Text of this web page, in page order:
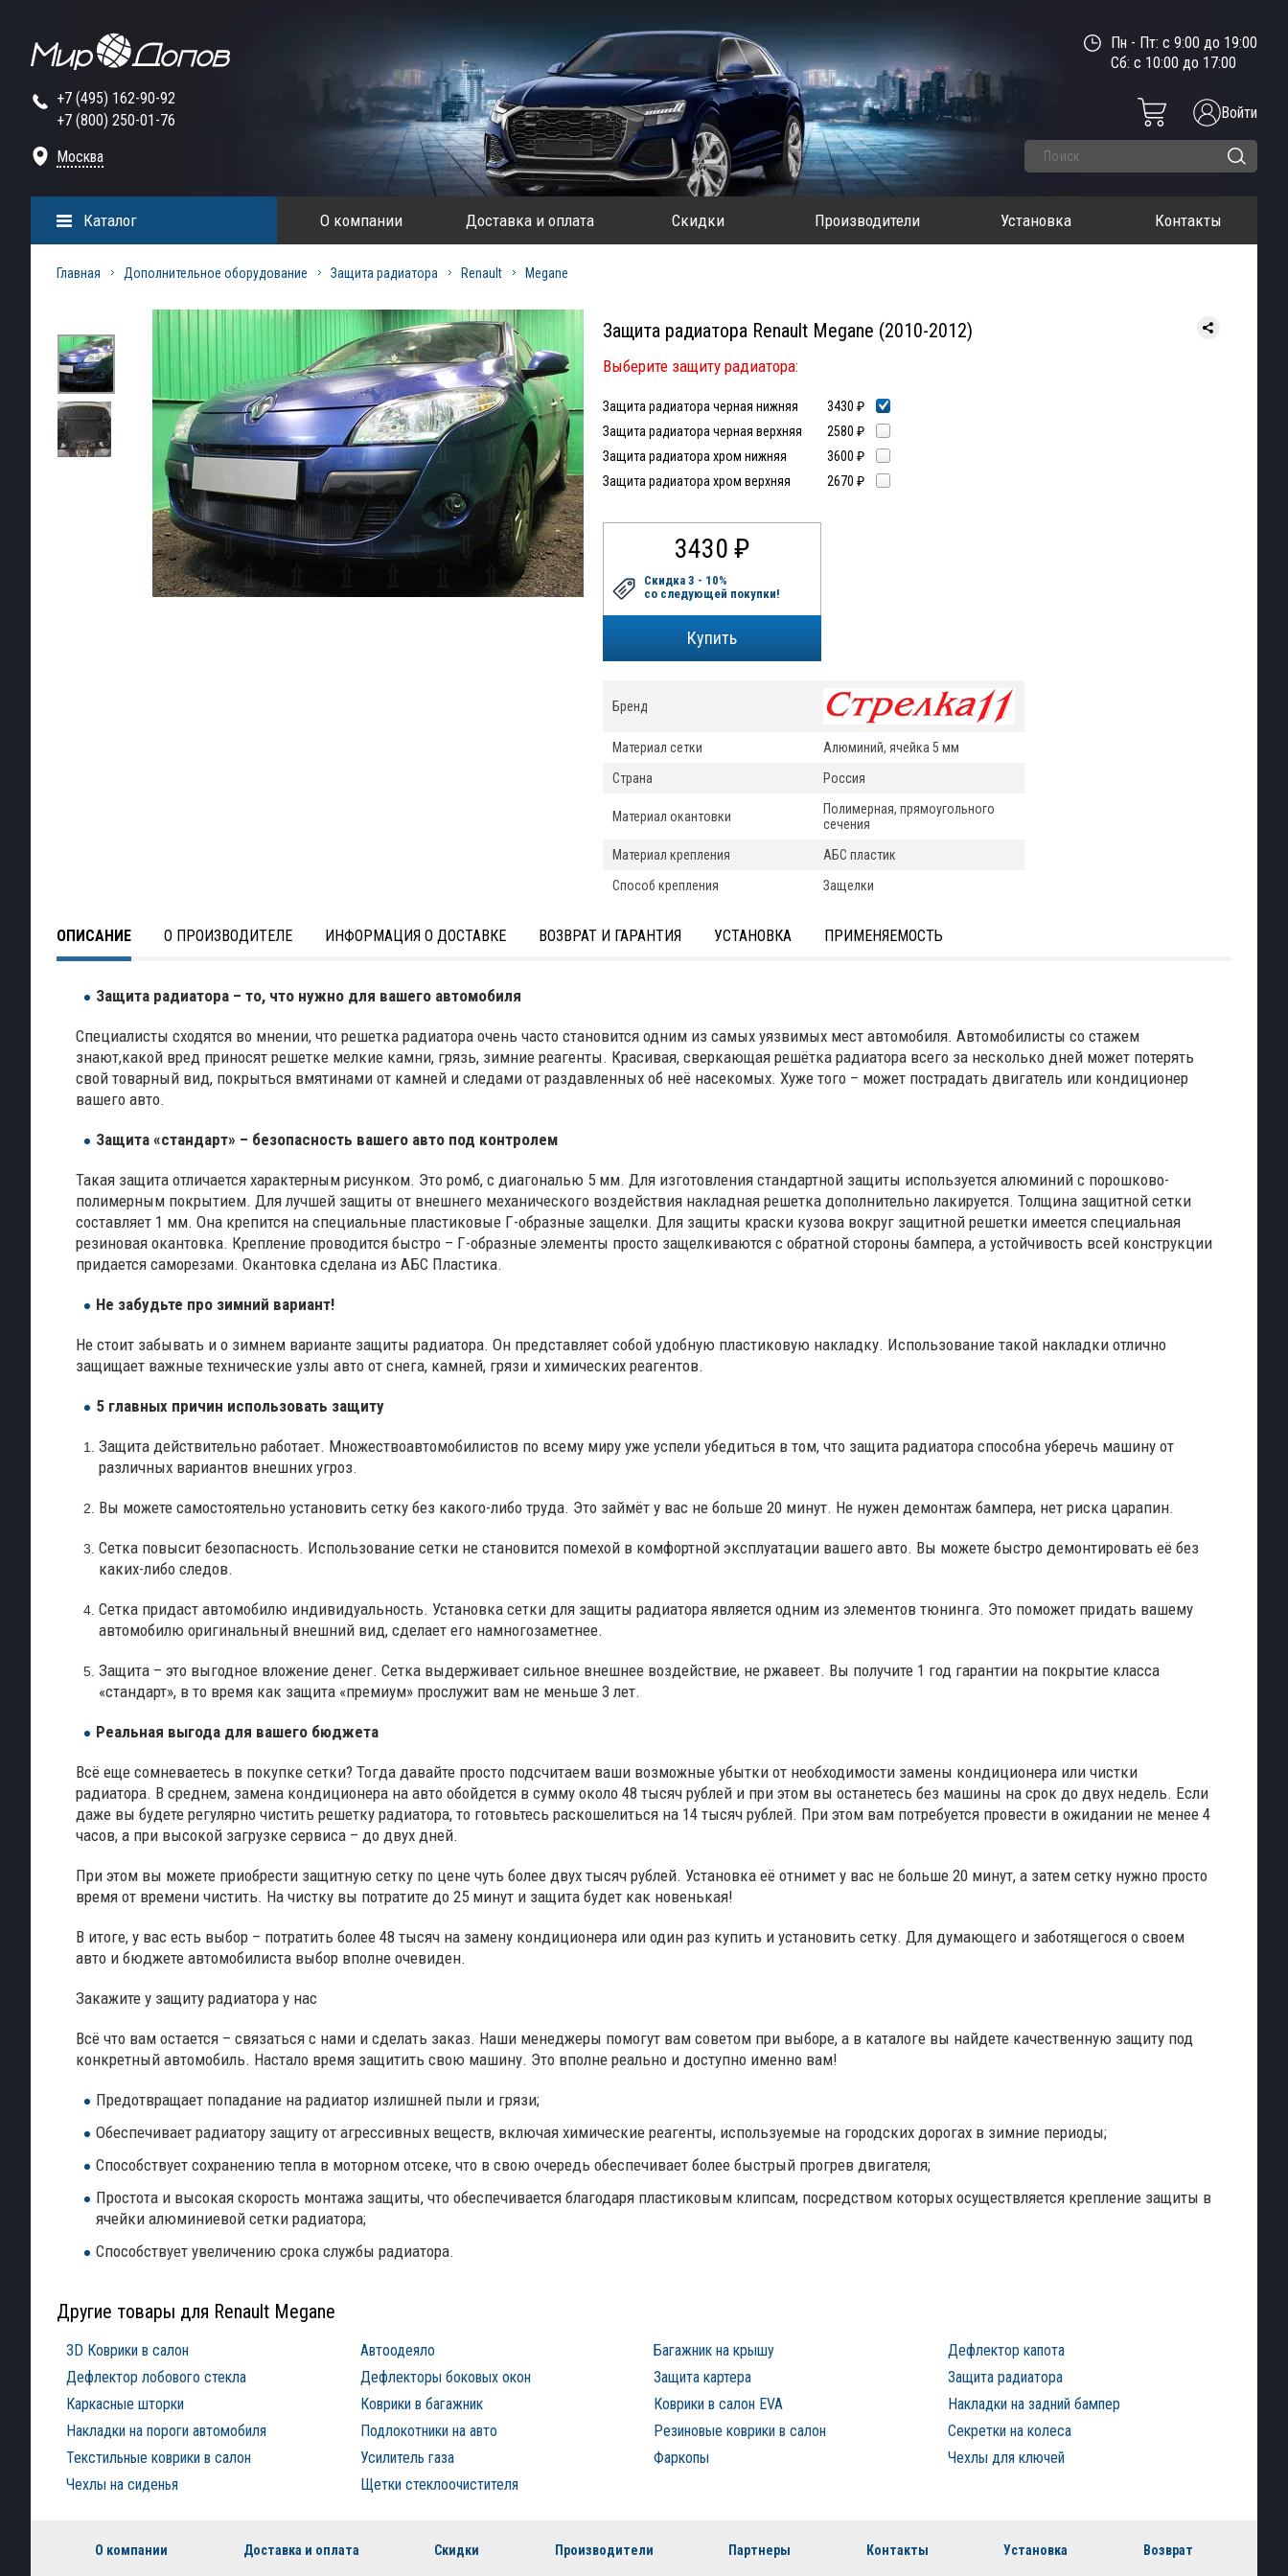
+7 (495) 162-90-92
+7 (800) 250-01-76
Москва
Пн - Пт: с 9:00 до 19:00
Сб: с 10:00 до 17:00
Войти
О компании Доставка и оплата Скидки Производители Установка Контакты
Каталог
Главная Дополнительное оборудование Защита радиатора Renault Megane
Защита радиатора Renault Megane (2010-2012)
Выберите защиту радиатора:
Защита радиатора черная нижняя
3430 ₽
Защита радиатора черная верхняя
2580 ₽
Защита радиатора хром нижняя
3600 ₽
Защита радиатора хром верхняя
2670 ₽
3430 ₽
Скидка 3 - 10%
со следующей покупки!
Купить
Бренд
Материал сетки
Алюминий, ячейка 5 мм
Страна
Россия
Материал окантовки
Полимерная, прямоугольного
сечения
Материал крепления
АБС пластик
Способ крепления
Защелки
ОПИСАНИЕ О ПРОИЗВОДИТЕЛЕ ИНФОРМАЦИЯ О ДОСТАВКЕ ВОЗВРАТ И ГАРАНТИЯ УСТАНОВКА ПРИМЕНЯЕМОСТЬ
Защита радиатора – то, что нужно для вашего автомобиля
Специалисты сходятся во мнении, что решетка радиатора очень часто становится одним из самых уязвимых мест автомобиля. Автомобилисты со стажем
знают,какой вред приносят решетке мелкие камни, грязь, зимние реагенты. Красивая, сверкающая решётка радиатора всего за несколько дней может потерять
свой товарный вид, покрыться вмятинами от камней и следами от раздавленных об неё насекомых. Хуже того – может пострадать двигатель или кондиционер
вашего авто.
Защита «стандарт» – безопасность вашего авто под контролем
Такая защита отличается характерным рисунком. Это ромб, с диагональю 5 мм. Для изготовления стандартной защиты используется алюминий с порошково-
полимерным покрытием. Для лучшей защиты от внешнего механического воздействия накладная решетка дополнительно лакируется. Толщина защитной сетки
составляет 1 мм. Она крепится на специальные пластиковые Г-образные защелки. Для защиты краски кузова вокруг защитной решетки имеется специальная
резиновая окантовка. Крепление проводится быстро – Г-образные элементы просто защелкиваются с обратной стороны бампера, а устойчивость всей конструкции
придается саморезами. Окантовка сделана из АБС Пластика.
Не забудьте про зимний вариант!
Не стоит забывать и о зимнем варианте защиты радиатора. Он представляет собой удобную пластиковую накладку. Использование такой накладки отлично
защищает важные технические узлы авто от снега, камней, грязи и химических реагентов.
5 главных причин использовать защиту
Защита действительно работает. Множествоавтомобилистов по всему миру уже успели убедиться в том, что защита радиатора способна уберечь машину от
различных вариантов внешних угроз.
Вы можете самостоятельно установить сетку без какого-либо труда. Это займёт у вас не больше 20 минут. Не нужен демонтаж бампера, нет риска царапин.
Сетка повысит безопасность. Использование сетки не становится помехой в комфортной эксплуатации вашего авто. Вы можете быстро демонтировать её без
каких-либо следов.
Сетка придаст автомобилю индивидуальность. Установка сетки для защиты радиатора является одним из элементов тюнинга. Это поможет придать вашему
автомобилю оригинальный внешний вид, сделает его намногозаметнее.
Защита – это выгодное вложение денег. Сетка выдерживает сильное внешнее воздействие, не ржавеет. Вы получите 1 год гарантии на покрытие класса
«стандарт», в то время как защита «премиум» прослужит вам не меньше 3 лет.
Реальная выгода для вашего бюджета
Всё еще сомневаетесь в покупке сетки? Тогда давайте просто подсчитаем ваши возможные убытки от необходимости замены кондиционера или чистки
радиатора. В среднем, замена кондиционера на авто обойдется в сумму около 48 тысяч рублей и при этом вы останетесь без машины на срок до двух недель. Если
даже вы будете регулярно чистить решетку радиатора, то готовьтесь раскошелиться на 14 тысяч рублей. При этом вам потребуется провести в ожидании не менее 4
часов, а при высокой загрузке сервиса – до двух дней.
При этом вы можете приобрести защитную сетку по цене чуть более двух тысяч рублей. Установка её отнимет у вас не больше 20 минут, а затем сетку нужно просто
время от времени чистить. На чистку вы потратите до 25 минут и защита будет как новенькая!
В итоге, у вас есть выбор – потратить более 48 тысяч на замену кондиционера или один раз купить и установить сетку. Для думающего и заботящегося о своем
авто и бюджете автомобилиста выбор вполне очевиден.
Закажите у защиту радиатора у нас
Всё что вам остается – связаться с нами и сделать заказ. Наши менеджеры помогут вам советом при выборе, а в каталоге вы найдете качественную защиту под
конкретный автомобиль. Настало время защитить свою машину. Это вполне реально и доступно именно вам!
Предотвращает попадание на радиатор излишней пыли и грязи;
Обеспечивает радиатору защиту от агрессивных веществ, включая химические реагенты, используемые на городских дорогах в зимние периоды;
Способствует сохранению тепла в моторном отсеке, что в свою очередь обеспечивает более быстрый прогрев двигателя;
Простота и высокая скорость монтажа защиты, что обеспечивается благодаря пластиковым клипсам, посредством которых осуществляется крепление защиты в
ячейки алюминиевой сетки радиатора;
Способствует увеличению срока службы радиатора.
Другие товары для Renault Megane
3D Коврики в салон Автоодеяло Багажник на крышу
Дефлектор капота
Дефлектор лобового стекла
Дефлекторы боковых окон Защита картера
Защита радиатора
Каркасные шторки
Коврики в багажник Коврики в салон EVA
Накладки на задний бампер
Накладки на пороги автомобиля
Подлокотники на авто Резиновые коврики в салон
Секретки на колеса
Текстильные коврики в салон
Усилитель газа Фаркопы
Чехлы для ключей
Чехлы на сиденья
Щетки стеклоочистителя
О компании Доставка и оплата Скидки Производители Партнеры Контакты Установка Возврат